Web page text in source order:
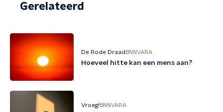
Gerelateerd
De Rode Draad BNNVARA
Hoeveel hitte kan een mens aan?
Vroeg! BNNVARA